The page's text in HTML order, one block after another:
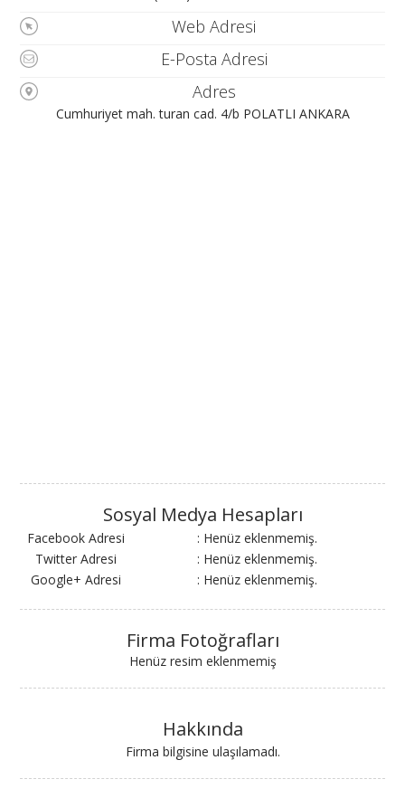
Web Adresi
E-Posta Adresi
Adres
Cumhuriyet mah. turan cad. 4/b POLATLI ANKARA
Sosyal Medya Hesapları
Facebook Adresi
: Henüz eklenmemiş.
Twitter Adresi
: Henüz eklenmemiş.
Google+ Adresi
: Henüz eklenmemiş.
Firma Fotoğrafları
Henüz resim eklenmemiş
Hakkında
Firma bilgisine ulaşılamadı.